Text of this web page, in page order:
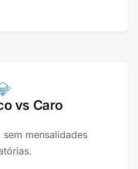
vs Caro
mensalidades